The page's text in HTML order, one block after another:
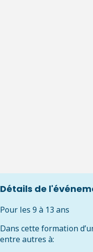
Détails de
Pour les 9 à 13 ans
Dans cette formation
entre autres à: